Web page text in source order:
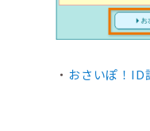
おさいぽ！ID